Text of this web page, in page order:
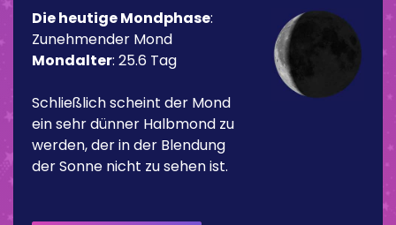
Die heutige Mondphase:
Zunehmender Mond
Mondalter: 25.6 Tag
Schließlich scheint der Mond
ein sehr dünner Halbmond zu
werden, der in der Blendung
der Sonne nicht zu sehen ist.